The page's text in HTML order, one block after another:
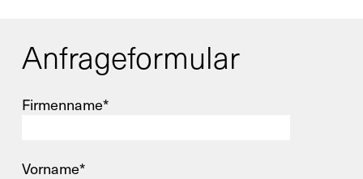
Anfrageformular
Firmenname*
Vorname*